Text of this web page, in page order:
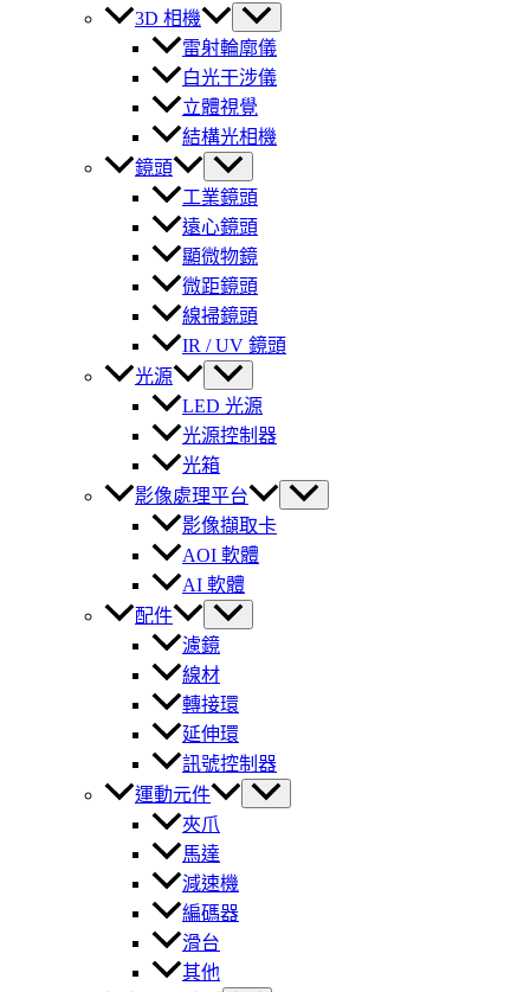
3D 相機
雷射輪廓儀
白光干涉儀
立體視覺
結構光相機
鏡頭
工業鏡頭
遠心鏡頭
顯微物鏡
微距鏡頭
線掃鏡頭
IR / UV 鏡頭
光源
LED 光源
光源控制器
光箱
影像處理平台
影像擷取卡
AOI 軟體
AI 軟體
配件
濾鏡
線材
轉接環
延伸環
訊號控制器
運動元件
夾爪
馬達
減速機
編碼器
滑台
其他